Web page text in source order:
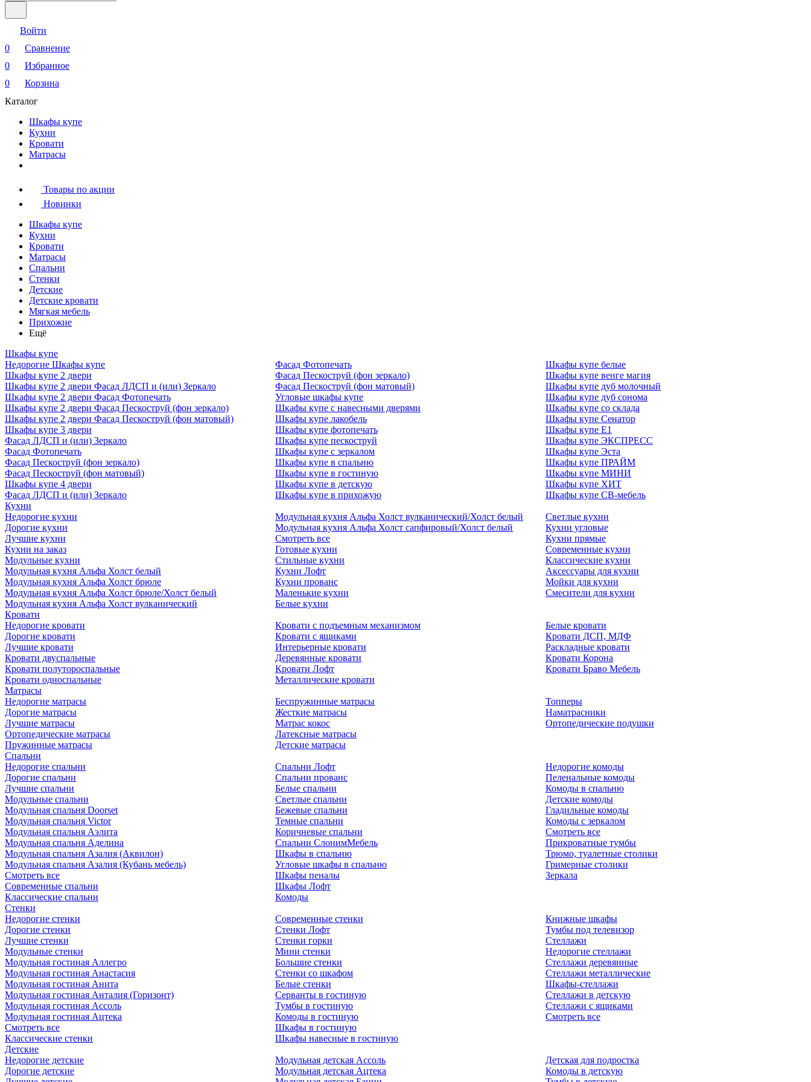
Войти
0
Сравнение
0
Избранное
0
Корзина
Каталог
Шкафы купе
Кухни
Кровати
Матрасы
Товары по акции
Новинки
Шкафы купе
Кухни
Кровати
Матрасы
Cпальни
Стенки
Детские
Детские кровати
Мягкая мебель
Прихожие
Ещё
Шкафы купе
Недорогие Шкафы купе
Шкафы купе 2 двери
Шкафы купе 2 двери Фасад ЛДСП и (или) Зеркало
Шкафы купе 2 двери Фасад Фотопечать
Шкафы купе 2 двери Фасад Пескоструй (фон зеркало)
Шкафы купе 2 двери Фасад Пескоструй (фон матовый)
Шкафы купе 3 двери
Фасад ЛДСП и (или) Зеркало
Фасад Фотопечать
Фасад Пескоструй (фон зеркало)
Фасад Пескоструй (фон матовый)
Шкафы купе 4 двери
Фасад ЛДСП и (или) Зеркало
Фасад Фотопечать
Фасад Пескоструй (фон зеркало)
Фасад Пескоструй (фон матовый)
Угловые шкафы купе
Шкафы купе с навесными дверями
Шкафы купе лакобель
Шкафы купе фотопечать
Шкафы купе пескоструй
Шкафы купе с зеркалом
Шкафы купе в спальню
Шкафы купе в гостиную
Шкафы купе в детскую
Шкафы купе в прихожую
Шкафы купе белые
Шкафы купе венге магия
Шкафы купе дуб молочный
Шкафы купе дуб сонома
Шкафы купе со склада
Шкафы купе Сенатор
Шкафы купе Е1
Шкафы купе ЭКСПРЕСС
Шкафы купе Эста
Шкафы купе ПРАЙМ
Шкафы купе МИНИ
Шкафы купе ХИТ
Шкафы купе СВ-мебель
Кухни
Недорогие кухни
Дорогие кухни
Лучшие кухни
Кухни на заказ
Модульные кухни
Модульная кухня Альфа Холст белый
Модульная кухня Альфа Холст брюле
Модульная кухня Альфа Холст брюле/Холст белый
Модульная кухня Альфа Холст вулканический
Модульная кухня Альфа Холст вулканический/Холст белый
Модульная кухня Альфа Холст сапфировый/Холст белый
Смотреть все
Готовые кухни
Стильные кухни
Кухни Лофт
Кухни прованс
Маленькие кухни
Белые кухни
Светлые кухни
Кухни угловые
Кухни прямые
Современные кухни
Классические кухни
Аксессуары для кухни
Мойки для кухни
Смесители для кухни
Кровати
Недорогие кровати
Дорогие кровати
Лучшие кровати
Кровати двуспальные
Кровати полутороспальные
Кровати односпальные
Кровати с подъемным механизмом
Кровати с ящиками
Интерьерные кровати
Деревянные кровати
Кровати Лофт
Металлические кровати
Белые кровати
Кровати ДСП, МДФ
Раскладные кровати
Кровати Корона
Кровати Браво Мебель
Матрасы
Недорогие матрасы
Дорогие матрасы
Лучшие матрасы
Ортопедические матрасы
Пружинные матрасы
Беспружинные матрасы
Жесткие матрасы
Матрас кокос
Латексные матрасы
Детские матрасы
Топперы
Наматрасники
Ортопедические подушки
Cпальни
Недорогие спальни
Дорогие спальни
Лучшие спальни
Модульные спальни
Модульная спальня Doorset
Модульная спальня Victor
Модульная спальня Аэлита
Модульная спальня Аделина
Модульная спальня Азалия (Аквилон)
Модульная спальня Азалия (Кубань мебель)
Смотреть все
Современные спальни
Классические спальни
Спальни Лофт
Спальни прованс
Белые спальни
Светлые спальни
Бежевые спальни
Темные спальни
Коричневые спальни
Спальни СлонимМебель
Шкафы в спальню
Угловые шкафы в спальню
Шкафы пеналы
Шкафы Лофт
Комоды
Недорогие комоды
Пеленальные комоды
Комоды в спальню
Детские комоды
Гладильные комоды
Комоды с зеркалом
Смотреть все
Прикроватные тумбы
Трюмо, туалетные столики
Гримерные столики
Зеркала
Стенки
Недорогие стенки
Дорогие стенки
Лучшие стенки
Модульные стенки
Модульная гостиная Аллегро
Модульная гостиная Анастасия
Модульная гостиная Анита
Модульная гостиная Анталия (Горизонт)
Модульная гостиная Ассоль
Модульная гостиная Ацтека
Смотреть все
Классические стенки
Современные стенки
Стенки Лофт
Стенки горки
Мини стенки
Большие стенки
Стенки со шкафом
Белые стенки
Серванты в гостиную
Тумбы в гостиную
Комоды в гостиную
Шкафы в гостиную
Шкафы навесные в гостиную
Книжные шкафы
Тумбы под телевизор
Стеллажи
Недорогие стеллажи
Стеллажи деревянные
Стеллажи металлические
Шкафы-стеллажи
Стеллажи в детскую
Стеллажи с ящиками
Смотреть все
Детские
Недорогие детские
Дорогие детские
Модульная детская Ассоль
Модульная детская Ацтека
Детская для подростка
Комоды в детскую